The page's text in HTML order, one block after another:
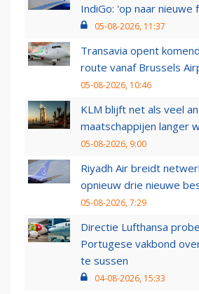
IndiGo: 'op naar nieuwe
05-08-2026, 11:37
Transavia opent
route vanaf Brussels
05-08-2026, 10:46
KLM blijft net als veel
maatschappijen langer
05-08-2026, 9:00
Riyadh Air breidt
opnieuw drie nieuwe
05-08-2026, 7:29
Directie Lufthansa
Portugese vakbond
te sussen
04-08-2026, 15:33